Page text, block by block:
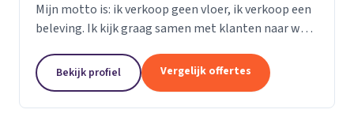
Mijn motto is: ik verkoop geen vloer, ik verkoop een
beleving. Ik kijk graag samen met klanten naar wat
luister. Niet de stalen of onze showroom,...
Bekijk profiel Vergelijk offertes